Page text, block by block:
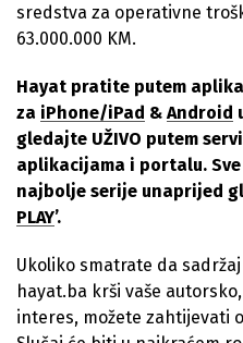
sredstva za operativne
63.000.000 KM.
Hayat pratite putem
za iPhone/iPad & Android
gledajte UŽIVO putem
aplikacijama i portalu.
najbolje serije unaprijed
PLAY’.
Ukoliko smatrate da
hayat.ba krši vaše
interes, možete zahtijevati